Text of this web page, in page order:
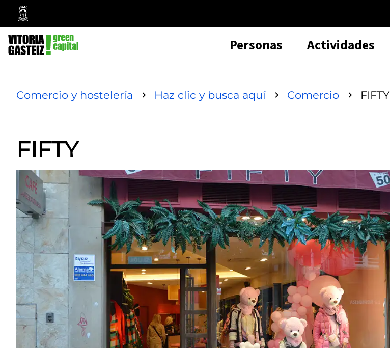
Ayuntamiento
Vitoria-
Gasteiz
Personas Actividades
Comercio y hostelería Haz clic y busca aquí Comercio FIFTY
FIFTY